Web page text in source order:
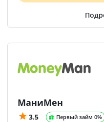
МаниМен
3.5 Первый займ 0%